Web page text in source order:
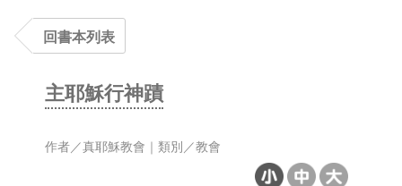
回書本列表
主耶穌行神蹟
作者／真耶穌教會｜類別／教會